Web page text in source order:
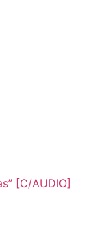
[C/AUDIO]